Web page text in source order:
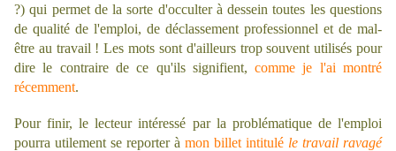
?) qui permet de la sorte d'occulter à dessein toutes les questions
de qualité de l'emploi, de déclassement professionnel et de mal-
être au travail ! Les mots sont d'ailleurs trop souvent utilisés pour
dire le contraire de ce qu'ils signifient,comme je l'ai montré
récemment.
Pour finir, le lecteur intéressé par la problématique de l'emploi
pourra utilement se reporter à mon billet intitulé le travail ravagé